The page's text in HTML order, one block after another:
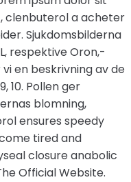
clenbuterol a acheter
Sjukdomsbilderna
respektive Oron,-
en beskrivning av de
10. Pollen ger
blomning,
ensures speedy
tired and
closure anabolic
Official Website.